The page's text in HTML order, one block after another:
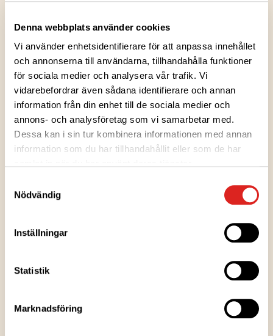
Denna webbplats använder cookies
Vi använder enhetsidentifierare för att anpassa innehållet
och annonserna till användarna, tillhandahålla funktioner
för sociala medier och analysera vår trafik. Vi
vidarebefordrar även sådana identifierare och annan
information från din enhet till de sociala medier och
annons- och analysföretag som vi samarbetar med.
Dessa kan i sin tur kombinera informationen med annan
information som du har tillhandahållit eller som de har
Nödvändig
Inställningar
Statistik
Marknadsföring
goda saker börjar med en dröm – njut av din egen
smakstund.
Ingredienser